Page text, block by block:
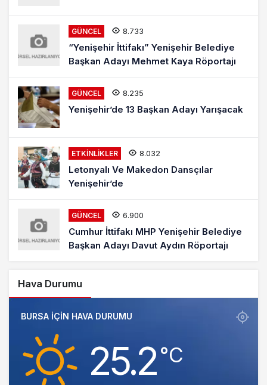
GÜNCEL 8.733
“Yenişehir İttifakı” Yenişehir Belediye
Başkan Adayı Mehmet Kaya Röportajı
GÜNCEL 8.235
Yenişehir’de 13 Başkan Adayı Yarışacak
ETKINLIKLER 8.032
Letonyalı Ve Makedon Dansçılar
Yenişehir’de
GÜNCEL 6.900
Cumhur İttifakı MHP Yenişehir Belediye
Başkan Adayı Davut Aydın Röportajı
Hava Durumu
BURSA IÇIN HAVA DURUMU
25.2‎°C